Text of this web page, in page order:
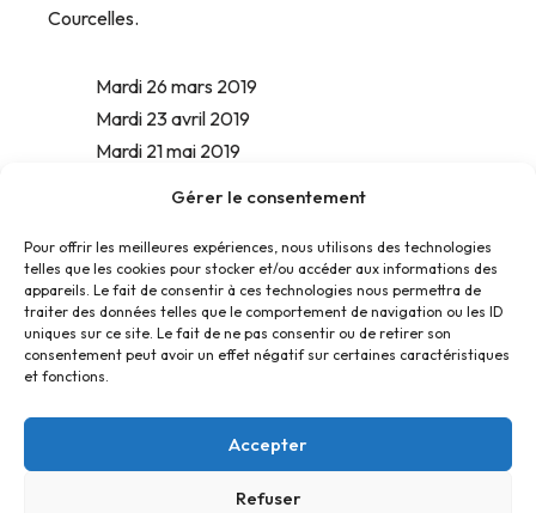
Gérer le consentement
Pour offrir les meilleures expériences, nous utilisons des technologies
telles que les cookies pour stocker et/ou accéder aux informations des
appareils. Le fait de consentir à ces technologies nous permettra de
traiter des données telles que le comportement de navigation ou les ID
uniques sur ce site. Le fait de ne pas consentir ou de retirer son
consentement peut avoir un effet négatif sur certaines caractéristiques
et fonctions.
Accepter
Refuser
Courcelles.
Mardi 26 mars 2019
Mardi 23 avril 2019
Mardi 21 mai 2019
Contact